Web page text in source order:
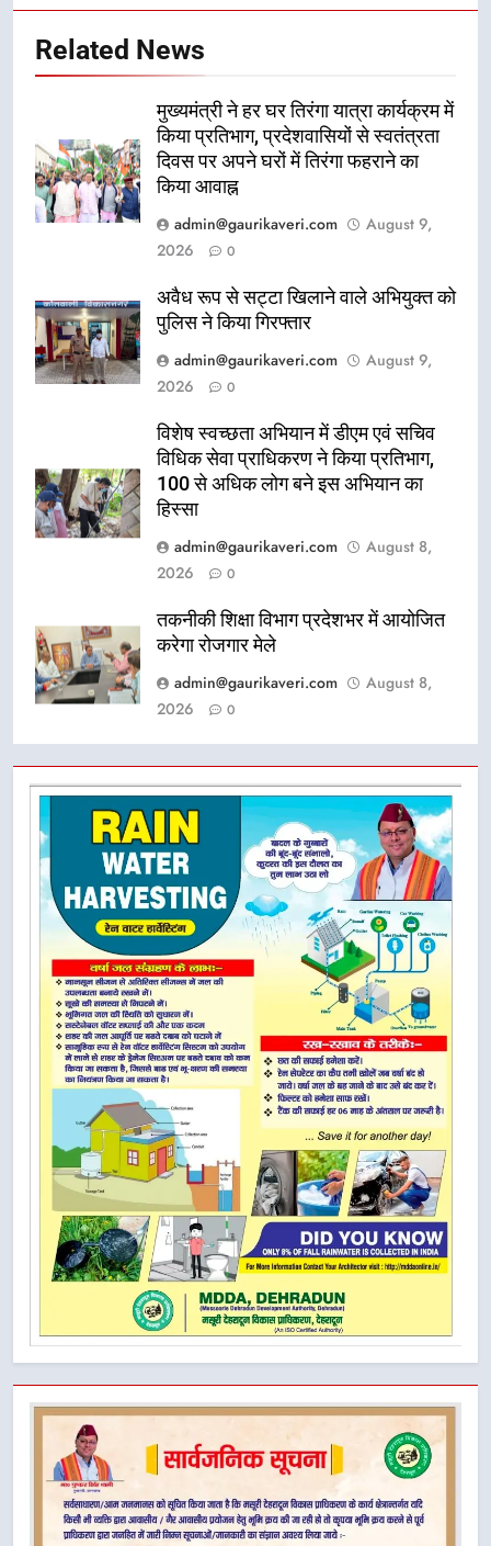
Related News
मुख्यमंत्री ने हर घर तिरंगा यात्रा कार्यक्रम में
किया प्रतिभाग, प्रदेशवासियों से स्वतंत्रता
दिवस पर अपने घरों में तिरंगा फहराने का
किया आवाह्न
admin@gaurikaveri.com
August 9,
2026
0
अवैध रूप से सट्टा खिलाने वाले अभियुक्त को
पुलिस ने किया गिरफ्तार
admin@gaurikaveri.com
August 9,
2026
0
विशेष स्वच्छता अभियान में डीएम एवं सचिव
विधिक सेवा प्राधिकरण ने किया प्रतिभाग,
100 से अधिक लोग बने इस अभियान का
हिस्सा
admin@gaurikaveri.com
August 8,
2026
0
तकनीकी शिक्षा विभाग प्रदेशभर में आयोजित
करेगा रोजगार मेले
admin@gaurikaveri.com
August 8,
2026
0